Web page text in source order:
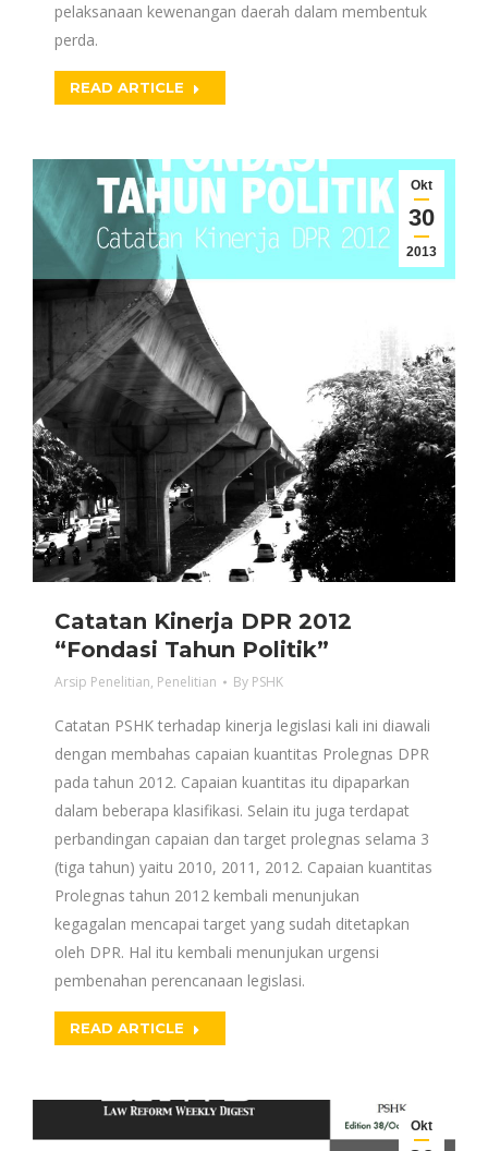
pelaksanaan kewenangan daerah dalam membentuk
perda.
READ ARTICLE
Okt
30
2013
Catatan Kinerja DPR 2012
“Fondasi Tahun Politik”
Arsip Penelitian, Penelitian By PSHK
Catatan PSHK terhadap kinerja legislasi kali ini diawali
dengan membahas capaian kuantitas Prolegnas DPR
pada tahun 2012. Capaian kuantitas itu dipaparkan
dalam beberapa klasifikasi. Selain itu juga terdapat
perbandingan capaian dan target prolegnas selama 3
(tiga tahun) yaitu 2010, 2011, 2012. Capaian kuantitas
Prolegnas tahun 2012 kembali menunjukan
kegagalan mencapai target yang sudah ditetapkan
oleh DPR. Hal itu kembali menunjukan urgensi
pembenahan perencanaan legislasi.
READ ARTICLE
Okt